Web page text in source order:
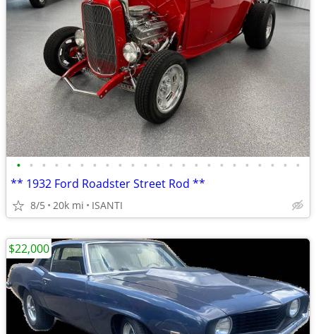
• • • • • • • • • • • • • • • • • • • • • • •
** 1932 Ford Roadster Street Rod **
8/5 20k mi ISANTI
$22,000